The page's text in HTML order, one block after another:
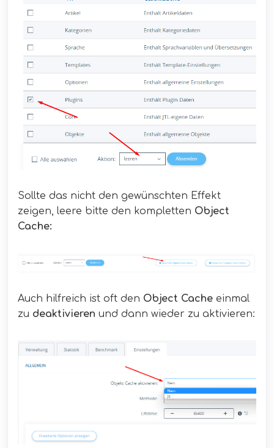
Sollte das nicht den gewünschten Effekt
zeigen, leere bitte den kompletten Object
Cache:
Auch hilfreich ist oft den Object Cache einmal
zu deaktivieren und dann wieder zu aktivieren: